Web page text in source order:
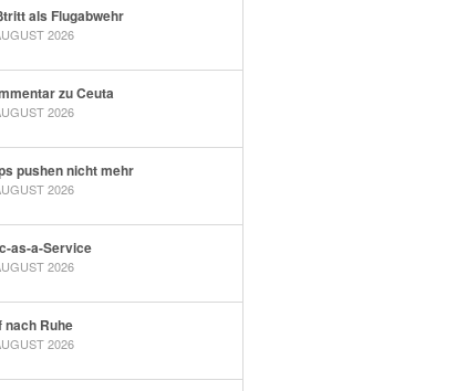
als Flugabwehr
2026
zu Ceuta
2026
pushen nicht mehr
2026
as-a-Service
2026
nach Ruhe
2026